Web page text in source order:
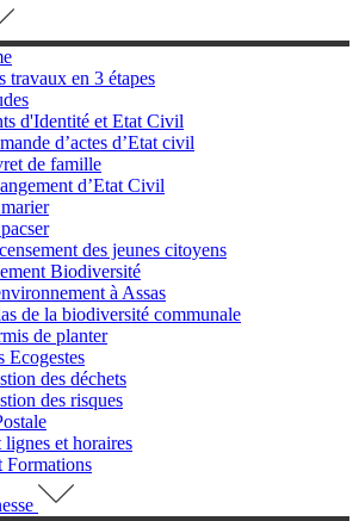
travaux en 3 étapes
d'Identité et Etat Civil
d’actes d’Etat civil
de famille
d’Etat Civil
des jeunes citoyens
Biodiversité
à Assas
de la biodiversité communale
de planter
Ecogestes
des déchets
des risques
lignes et horaires
Formations